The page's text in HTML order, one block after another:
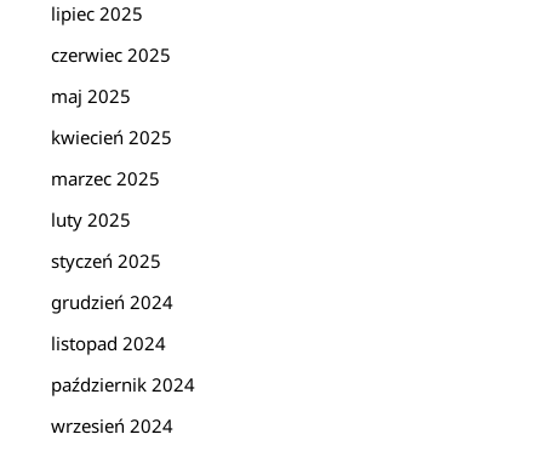
lipiec 2025
czerwiec 2025
maj 2025
kwiecień 2025
marzec 2025
luty 2025
styczeń 2025
grudzień 2024
listopad 2024
październik 2024
wrzesień 2024